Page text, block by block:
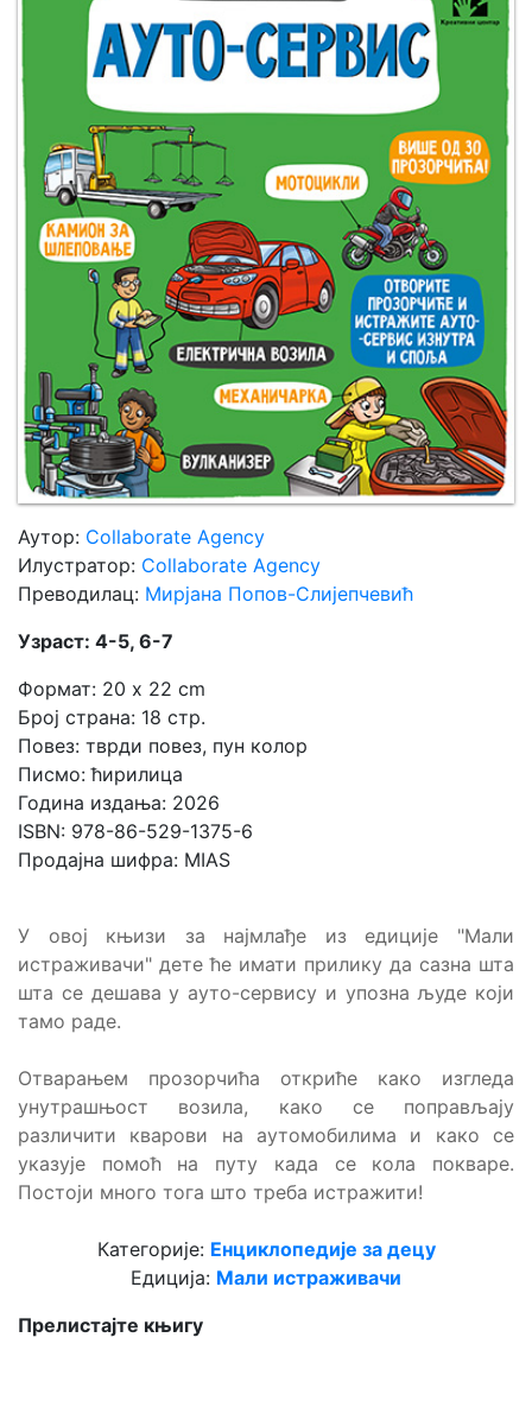
налог
Аутор: Collaborate Agency
Илустратор: Collaborate Agency
Преводилац: Мирјана Попов-Слијепчевић
Узраст: 4-5, 6-7
Формат: 20 x 22 cm
Број страна: 18 стр.
Повез: тврди повез, пун колор
Писмо: ћирилица
Година издања: 2026
ISBN: 978-86-529-1375-6
Продајна шифра: MIAS
У овој књизи за најмлађе из едиције "Мали
истраживачи" дете ће имати прилику да сазна шта
шта се дешава у ауто-сервису и упозна људе који
тамо раде.
Отварањем прозорчића откриће како изгледа
унутрашњост возила, како се поправљају
различити кварови на аутомобилима и како се
указује помоћ на путу када се кола покваре.
Постоји много тога што треба истражити!
Категорије: Енциклопедије за децу
Едиција: Мали истраживачи
Прелистајте књигу